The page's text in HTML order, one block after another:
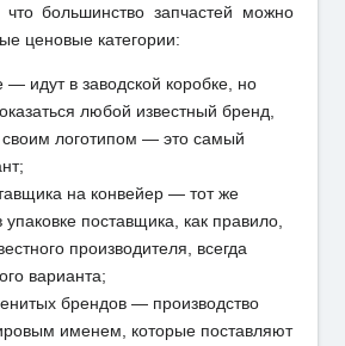
большинство запчастей можно
ценовые категории:
идут в заводской коробке, но
любой известный бренд,
своим логотипом — это самый
на конвейер — тот же
поставщика, как правило,
производителя, всегда
варианта;
брендов — производство
именем, которые поставляют